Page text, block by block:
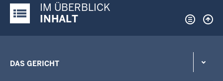
Justiz-Portal im Überblick:
IM ÜBERBLICK
INHALT
DAS GERICHT